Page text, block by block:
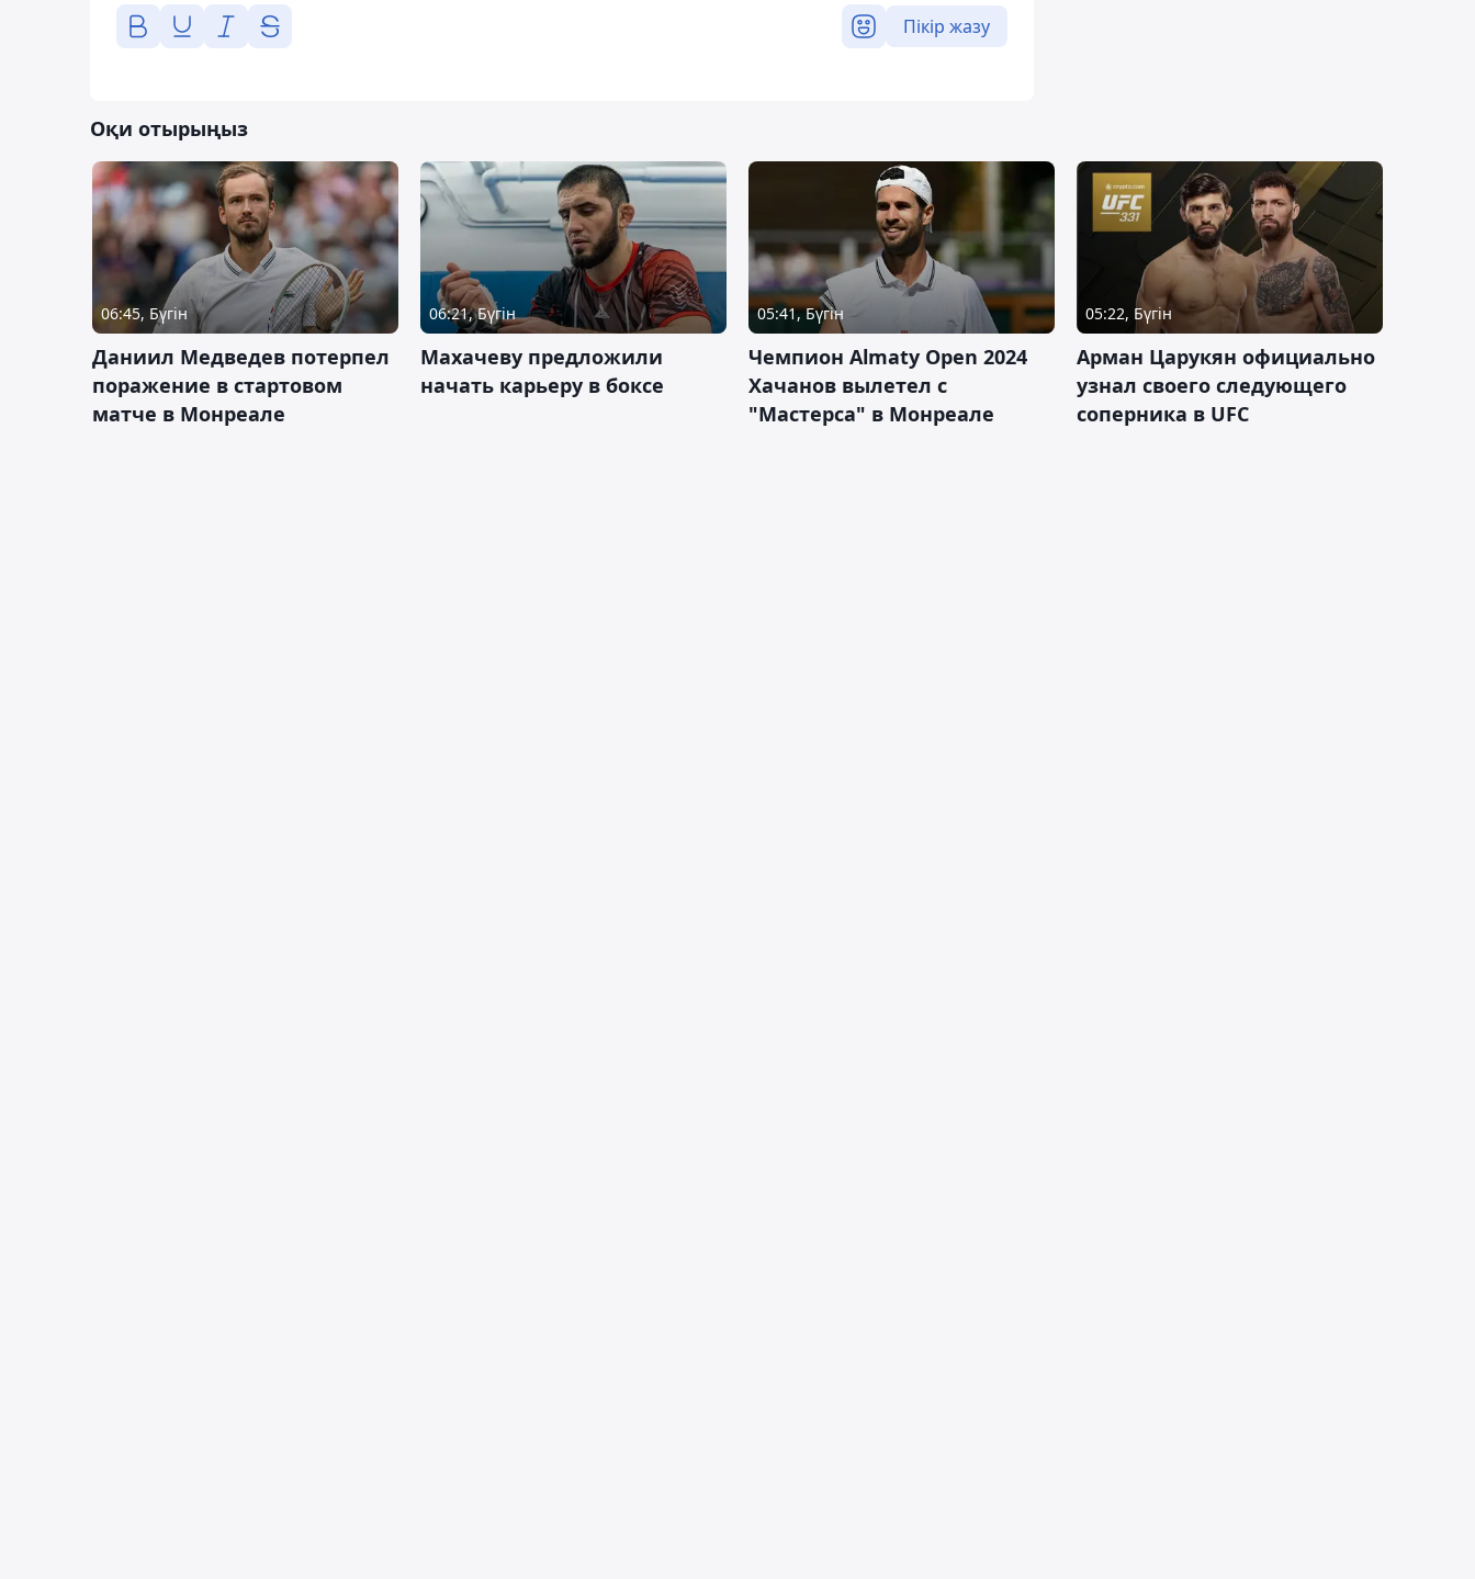
Пікір жазу
Оқи отырыңыз
06:45, Бүгін
Даниил Медведев потерпел
поражение в стартовом
матче в Монреале
06:21, Бүгін
Махачеву предложили
начать карьеру в боксе
05:41, Бүгін
Чемпион Almaty Open 2024
Хачанов вылетел с
"Мастерса" в Монреале
05:22, Бүгін
Арман Царукян официально
узнал своего следующего
соперника в UFC